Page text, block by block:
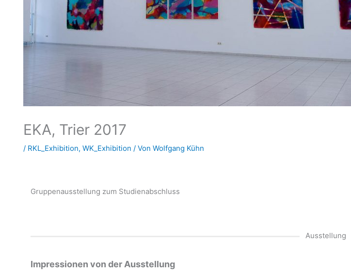
EKA, Trier 2017
/ RKL_Exhibition, WK_Exhibition / Von Wolfgang Kühn
Gruppenausstellung zum Studienabschluss
Ausstellung
Impressionen von der Ausstellung